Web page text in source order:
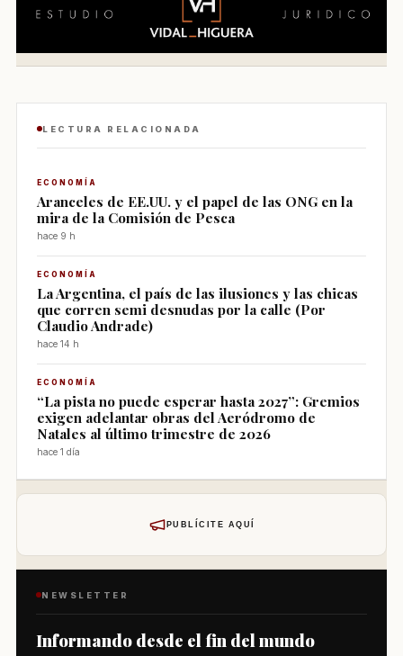
LECTURA RELACIONADA
ECONOMÍA
Aranceles de EE.UU. y el papel de las ONG en la
mira de la Comisión de Pesca
hace 9 h
ECONOMÍA
La Argentina, el país de las ilusiones y las chicas
que corren semi desnudas por la calle (Por
Claudio Andrade)
hace 14 h
ECONOMÍA
“La pista no puede esperar hasta 2027”: Gremios
exigen adelantar obras del Aeródromo de
Natales al último trimestre de 2026
hace 1 día
PUBLÍCITE AQUÍ
NEWSLETTER
Informando desde el fin del mundo